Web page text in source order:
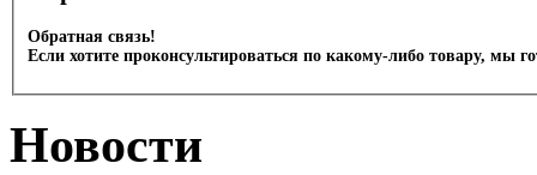
Обратная связь!
Если хотите проконсультироваться по какому-либо товару, мы
Новости